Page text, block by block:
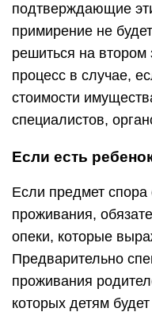
подтверждающие
примирение не
решиться на втором
процесс в случае,
стоимости
специалистов,
Если есть
Если предмет спора
проживания,
опеки, которые
Предварительно
проживания
которых детям